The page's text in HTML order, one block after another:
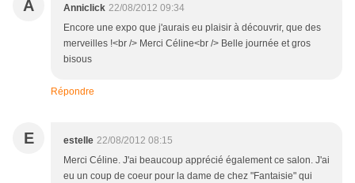
A Anniclick 22/08/2012 09:34
Encore une expo que j'aurais eu plaisir à découvrir, que des
merveilles !<br /> Merci Céline<br /> Belle journée et gros
bisous
Répondre
E estelle 22/08/2012 08:15
Merci Céline. J'ai beaucoup apprécié également ce salon. J'ai
eu un coup de coeur pour la dame de chez "Fantaisie" qui